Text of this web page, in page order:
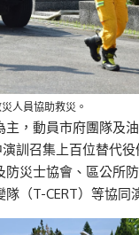
人員協助救災。
主，動員市府團隊及
訓召集上百位替代
防災士協會、區公所
（T-CERT）等協同